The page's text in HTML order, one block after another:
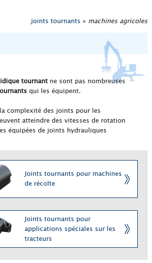
joints tournants » machines agricoles
tournant ne sont pas nombreuses
qui les équipent.
complexité des joints pour les
atteindre des vitesses de rotation
équipées de joints hydrauliques
Joints tournants pour machines
de récolte
Joints tournants pour
applications spéciales sur les
tracteurs